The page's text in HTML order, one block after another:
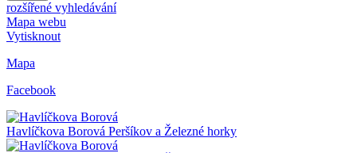
rozšířené vyhledávání
Mapa webu
Vytisknout
Mapa
Facebook
Havlíčkova Borová Peršíkov a Železné horky